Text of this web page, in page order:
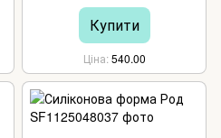
Купити
Ціна 540.00